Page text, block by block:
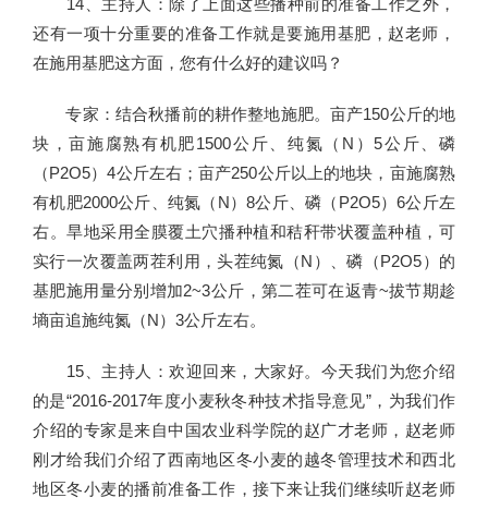
还有一项十分重要的准备工作就是要施用基肥，赵老师，
在施用基肥这方面，您有什么好的建议吗？
专家：结合秋播前的耕作整地施肥。亩产150公斤的地
块，亩施腐熟有机肥1500公斤、纯氮（N）5公斤、磷
（P2O5）4公斤左右；亩产250公斤以上的地块，亩施腐熟
有机肥2000公斤、纯氮（N）8公斤、磷（P2O5）6公斤左
右。旱地采用全膜覆土穴播种植和秸秆带状覆盖种植，可
实行一次覆盖两茬利用，头茬纯氮（N）、磷（P2O5）的
基肥施用量分别增加2~3公斤，第二茬可在返青~拔节期趁
墒亩追施纯氮（N）3公斤左右。
15、主持人：欢迎回来，大家好。今天我们为您介绍
的是“2016-2017年度小麦秋冬种技术指导意见”，为我们作
介绍的专家是来自中国农业科学院的赵广才老师，赵老师
刚才给我们介绍了西南地区冬小麦的越冬管理技术和西北
地区冬小麦的播前准备工作，接下来让我们继续听赵老师